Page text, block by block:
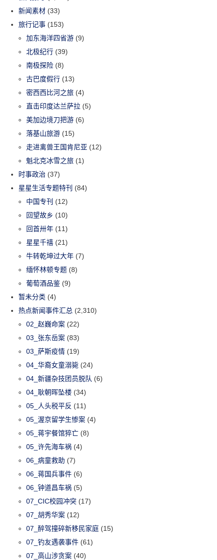
新闻素材 (33)
旅行记事 (153)
加东海洋四省游 (9)
北极纪行 (39)
南极探险 (8)
古巴度假行 (13)
密西西比河之旅 (4)
直击印度达兰萨拉 (5)
美加边境刀把游 (6)
落基山旅游 (15)
走进禽兽王国肯尼亚 (12)
魁北克冰雪之旅 (1)
时事政治 (37)
星星生活专题特刊 (84)
中国专刊 (12)
回望故乡 (10)
回首卅年 (11)
星星千禧 (21)
牛转乾坤过大年 (7)
缅怀林顿专题 (8)
葡萄酒品鉴 (9)
暂未分类 (4)
热点新闻事件汇总 (2,310)
02_赵巍命案 (22)
03_张东岳案 (83)
03_萨斯疫情 (19)
04_华裔女童溺毙 (24)
04_新疆杂技团员脱队 (6)
04_耿朝晖坠楼 (34)
05_人头税平反 (11)
05_渥京留学生惨案 (4)
05_蒋宇餐馆猝亡 (8)
05_许先海车祸 (4)
06_病童救助 (7)
06_蒋国兵事件 (6)
06_钟道昌车祸 (5)
07_CIC校园冲突 (17)
07_胡秀华案 (12)
07_醉驾撞碎新移民家庭 (15)
07_钓友遇袭事件 (61)
07_高山涉贪案 (40)